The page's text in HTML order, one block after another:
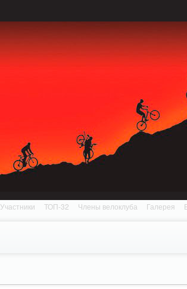
Участники ТОП-32 Члены велоклуба Галерея